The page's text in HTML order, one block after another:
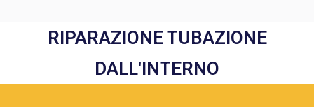
RIPARAZIONE TUBAZIONE
DALL'INTERNO